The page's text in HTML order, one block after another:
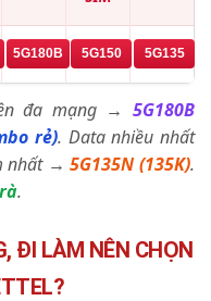
5G180B 5G150 5G135
đa mạng →5G180B
rẻ). Data nhiều nhất
nhất →5G135N (135K).
.
ĐI LÀM NÊN CHỌN